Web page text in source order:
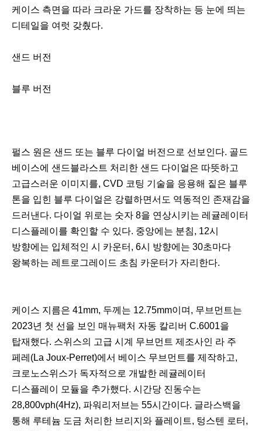
케이스 측면을 따라 크라운 가드를 장착하는 등 눈에 띄는
디테일을 여럿 갖췄다.
샌드 버전
블루 버전
펄스 원은 샌드 또는 블루 다이얼 버전으로 선보인다. 골드
베이스에 샌드블라스트 처리한 샌드 다이얼은 따뜻하고
고급스러운 이미지를, CVD 코팅 기술을 응용해 짙은 블루
톤을 입힌 블루 다이얼은 강렬하면서도 역동적인 존재감을
드러낸다. 다이얼 위로는 숫자 8을 연상시키는 레귤레이터
디스플레이를 확인할 수 있다. 중앙에는 분침, 12시
방향에는 입체적인 시 카운터, 6시 방향에는 30초마다
왕복하는 레트로그레이드 초침 카운터가 자리한다.
케이스 지름은 41mm, 두께는 12.75mm이며, 무브먼트는
2023년 첫 선을 보인 매뉴팩처 자동 칼리버 C.6001을
탑재했다. 스위스의 고급 시계 무브먼트 제조사인 라 주
페레(La Joux-Perret)에서 베이스 무브먼트를 제작하고,
크로노스위스가 독자적으로 개발한 레귤레이터
디스플레이 모듈을 추가했다. 시간당 진동수는
28,800vph(4Hz), 파워리저브는 55시간이다. 글라스백을
통해 루테늄 도금 처리한 브리지와 플레이트, 텅스텐 로터,